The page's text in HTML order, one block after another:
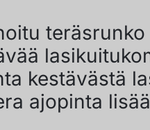
kestävästä
ajopinta